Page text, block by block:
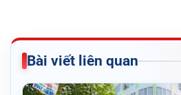
Bài viết liên quan